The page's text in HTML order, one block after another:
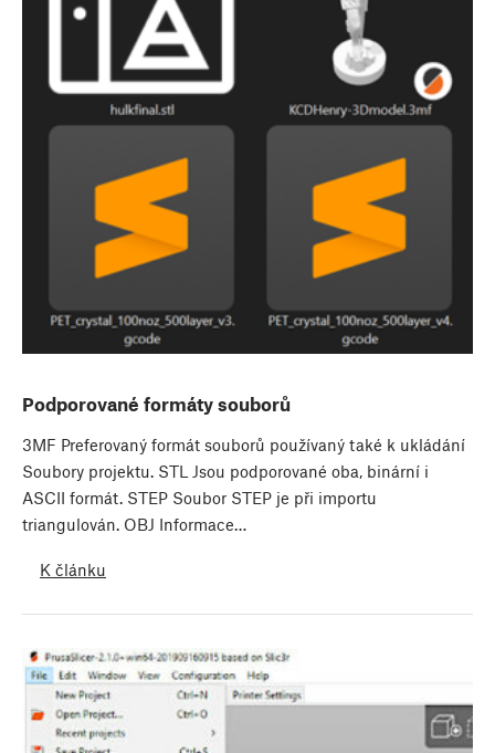
Podporované formáty souborů
3MF Preferovaný formát souborů používaný také k ukládání
Soubory projektu. STL Jsou podporované oba, binární i
ASCII formát. STEP Soubor STEP je při importu
triangulován. OBJ Informace…
K článku